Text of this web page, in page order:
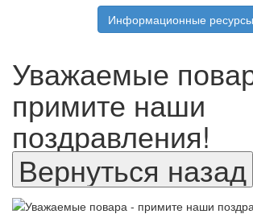
Информационные ресурсы
Уважаемые
примите наши
поздравления!